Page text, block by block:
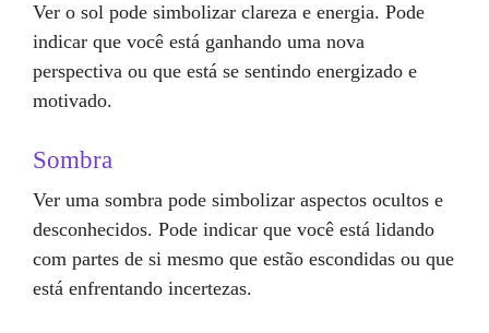
Ver o sol pode simbolizar clareza e energia. Pode
indicar que você está ganhando uma nova
perspectiva ou que está se sentindo energizado e
motivado.
Sombra
Ver uma sombra pode simbolizar aspectos ocultos e
desconhecidos. Pode indicar que você está lidando
com partes de si mesmo que estão escondidas ou que
está enfrentando incertezas.